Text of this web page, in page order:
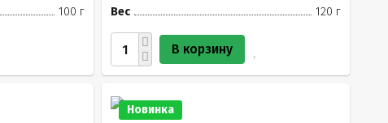
100 г
Вес
120 г
В корзину
Новинка